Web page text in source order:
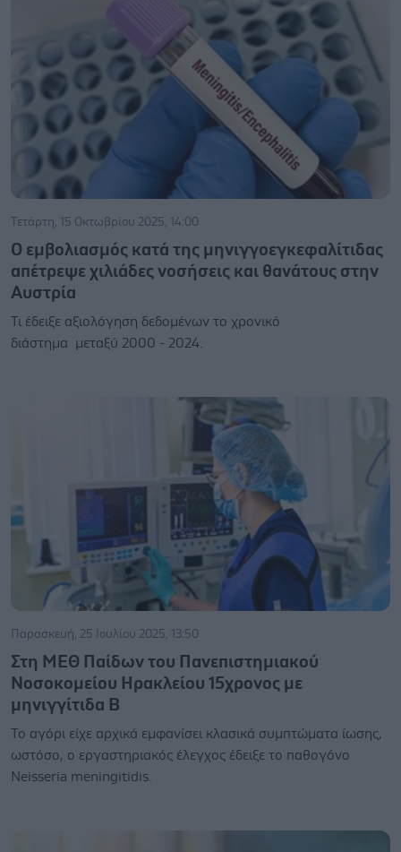
Τετάρτη, 15 Οκτωβρίου 2025, 14:00
Ο εμβολιασμός κατά της μηνιγγοεγκεφαλίτιδας
απέτρεψε χιλιάδες νοσήσεις και θανάτους στην
Αυστρία
Τι έδειξε αξιολόγηση δεδομένων το χρονικό
διάστημα μεταξύ 2000 - 2024.
Παρασκευή, 25 Ιουλίου 2025, 13:50
Στη ΜΕΘ Παίδων του Πανεπιστημιακού
Νοσοκομείου Ηρακλείου 15χρονος με
μηνιγγίτιδα Β
Το αγόρι είχε αρχικά εμφανίσει κλασικά συμπτώματα ίωσης,
ωστόσο, ο εργαστηριακός έλεγχος έδειξε το παθογόνο
Neisseria meningitidis.